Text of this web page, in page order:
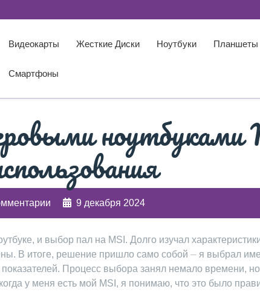
Видеокарты Жесткие Диски Ноутбуки Планшеты
Смартфоны
9 декабря 2024
и выбор пал на MSI. Долго изучал
В итоге, решение пришло само собой ⏤ я выбрал
Процесс выбора занял немало времени,
у меня есть мой MSI, я понимаю, что это было